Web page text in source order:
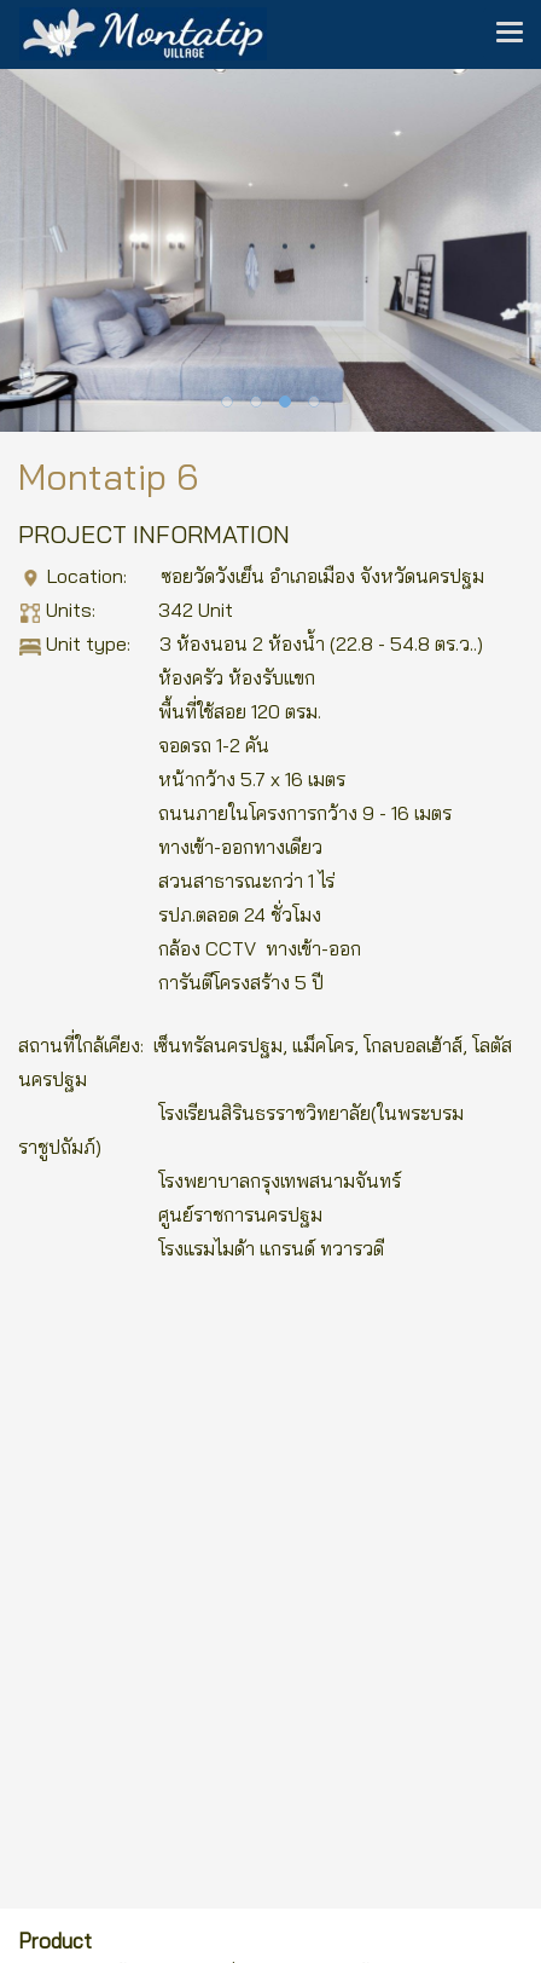
Montatip 6
PROJECT INFORMATION
Location:
ซอยวัดวังเย็น อำเภอเมือง จังหวัดนครปฐม
Units: 342 Unit
Unit type: 3 ห้องนอน 2 ห้องน้ำ (22.8 - 54.8 ตร.ว..)
ห้องครัว ห้องรับแขก
พื้นที่ใช้สอย 120 ตรม.
จอดรถ 1-2 คัน
หน้ากว้าง 5.7 x 16 เมตร
ถนนภายในโครงการกว้าง 9 - 16 เมตร
ทางเข้า-ออกทางเดียว
สวนสาธารณะกว่า 1 ไร่
รปภ.ตลอด 24 ชั่วโมง
กล้อง CCTV ทางเข้า-ออก
การันตีโครงสร้าง 5 ปี
สถานที่ใกล้เคียง: เซ็นทรัลนครปฐม, แม็คโคร, โกลบอลเฮ้าส์, โลตัส
นครปฐม
โรงเรียนสิรินธรราชวิทยาลัย(ในพระบรม
ราชูปถัมภ์)
โรงพยาบาลกรุงเทพสนามจันทร์
ศูนย์ราชการนครปฐม
โรงแรมไมด้า แกรนด์ ทวารวดี
Product